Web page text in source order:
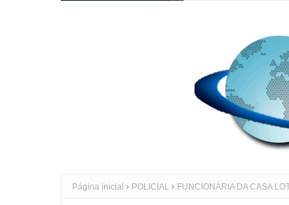
Página inicial POLICIAL FUNCIONÁRIA DA CASA